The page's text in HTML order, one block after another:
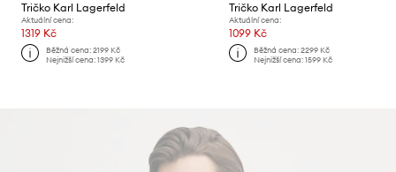
Tričko Karl Lagerfeld
Aktuální cena:
1319 Kč
Běžná cena:2199 Kč
Nejnižší cena:1399 Kč
Tričko Karl Lagerfeld
Aktuální cena:
1099 Kč
Běžná cena: 2299 Kč
Nejnižší cena: 1599 Kč